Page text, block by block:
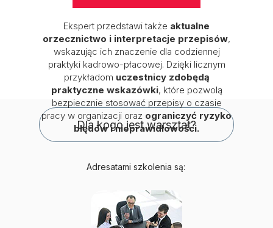
Ekspert przedstawi także aktualne
orzecznictwo i interpretacje przepisów,
wskazując ich znaczenie dla codziennej
praktyki kadrowo-płacowej. Dzięki licznym
przykładom uczestnicy zdobędą
praktyczne wskazówki, które pozwolą
bezpiecznie stosować przepisy o czasie
pracy w organizacji oraz ograniczyć ryzyko
błędów i nieprawidłowości.
Dla kogo jest warsztat?
Adresatami szkolenia są: